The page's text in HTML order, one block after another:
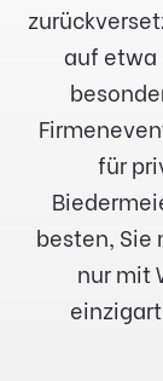
auf etwa
für
besten, Sie
nur mit